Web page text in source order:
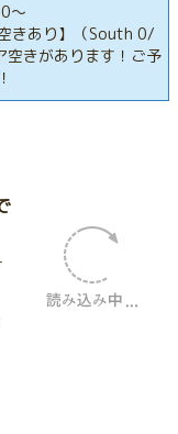
〜
きあり】（South 0/
きがあります！ご予